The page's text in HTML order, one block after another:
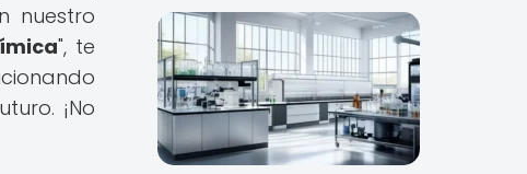
nuestro
", te
¡No